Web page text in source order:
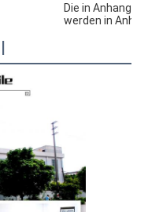
Die in Anhang I
werden in Anhang